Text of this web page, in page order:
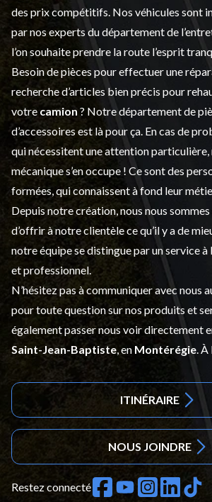
des prix compétitifs. Nos véhicules sont
par nos experts du département de l’
l’on souhaite prendre la route l’esprit
Besoin de pièces pour effectuer une
recherche d’articles bien précis pour
votre camion ? Notre département de
d’accessoiresest là pour ça. En cas de
qui nécessitent une attention particulière,
mécanique s’en occupe ! Ce sont des
formées, qui connaissent à fond leur
Depuis notre création, nous nous
d’offrir à notre clientèle ce qu’il y a de
notre équipe se distingue par un service
et professionnel.
N’hésitez pas à communiquer avec nous
pour toute question sur nos produits et
également passer nous voir directement
Saint-Jean-Baptiste , en Montérégie .
ITINÉRAIRE
NOUS JOINDRE
Restez connecté